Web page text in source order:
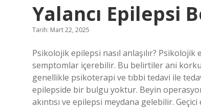
Yalancı Epilepsi
Tarih: Mart 22, 2025
Psikolojik epilepsi nasıl anlaşılır?
semptomlar içerebilir. Bu belirtiler ani
genellikle psikoterapi ve tıbbi tedavi ile
epilepside bir bulgu yoktur. Beyin
akıntısı ve epilepsi meydana gelebilir.